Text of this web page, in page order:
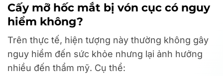
Cấy mỡ hốc mắt bị vón cục có nguy
hiểm không?
Trên thực tế, hiện tượng này thường không gây
nguy hiểm đến sức khỏe nhưng lại ảnh hưởng
nhiều đến thẩm mỹ. Cụ thể: